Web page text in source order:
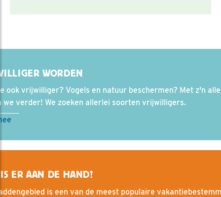
WORDEN
ook vrijwilliger? Vogels en natuur beschermen? Met z'n
we verder! We zoeken allerlei soorten vrijwilligers.
ER AAN DE HAND?
is een van de meest populaire